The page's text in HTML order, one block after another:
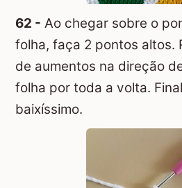
62 - Ao chegar sobre o
folha, faça 2 pontos altos.
de aumentos na direção
folha por toda a volta.
baixíssimo.